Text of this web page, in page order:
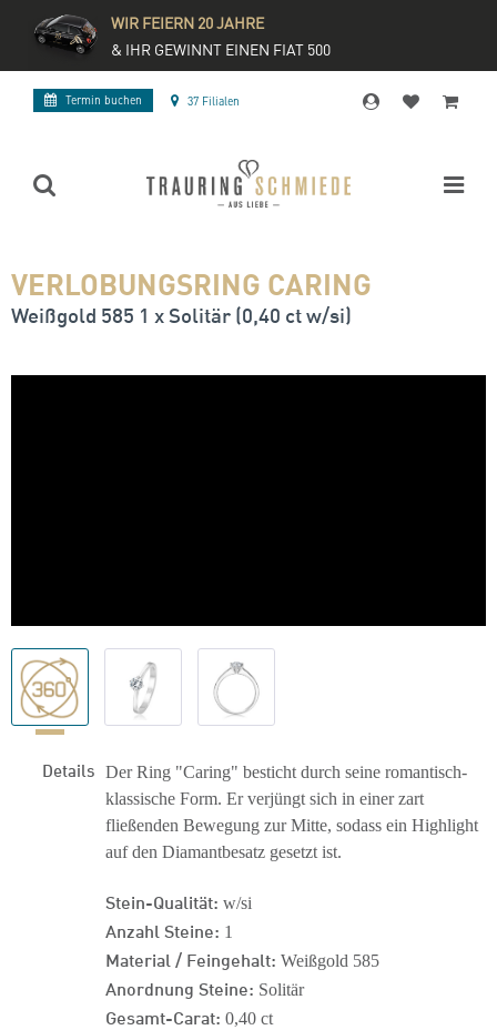
WIR FEIERN 20 JAHRE
& IHR GEWINNT EINEN FIAT 500
Termin buchen 37 Filialen
VERLOBUNGSRING CARING
Weißgold 585 1 x Solitär (0,40 ct w/si)
Details Der Ring "Caring" besticht durch seine romantisch-
klassische Form. Er verjüngt sich in einer zart
fließenden Bewegung zur Mitte, sodass ein Highlight
auf den Diamantbesatz gesetzt ist.
Stein-Qualität: w/si
Anzahl Steine: 1
Material / Feingehalt: Weißgold 585
Anordnung Steine: Solitär
Gesamt-Carat: 0,40 ct